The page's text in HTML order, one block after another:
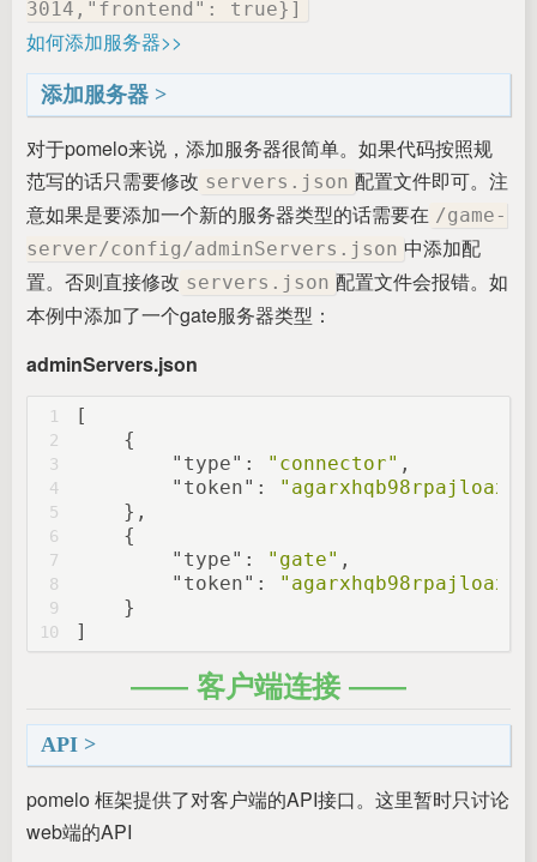
3014,"frontend": true}]
如何添加服务器>>
添加服务器
对于pomelo来说，添加服务器很简单。如果代码按照规
范写的话只需要修改 servers.json 配置文件即可。注
意如果是要添加一个新的服务器类型的话需要在 /game-
server/config/adminServers.json 中添加配
置。否则直接修改 servers.json 配置文件会报错。如
本例中添加了一个gate服务器类型：
adminServers.json
1
2
3
4
5
6
7
8
9
10
[
    {
"type" : "connector" ,
"token" :
    },
    {
"type" : "gate" ,
"token" :
    }
]
客户端连接
API
pomelo 框架提供了对客户端的API接口。这里暂时只讨论
web端的API